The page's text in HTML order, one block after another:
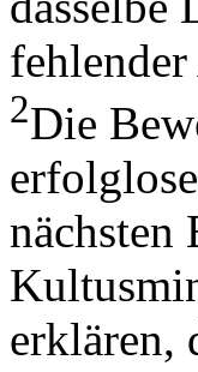
2Die
nächsten
erklären,